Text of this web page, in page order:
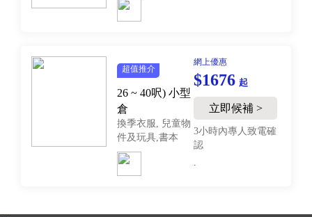
超值推介
26 ~ 40呎) 小型
倉
換季衣服, 兒童物
件及玩具,書本
網上優惠
$1676 起
立即候補 >
3小時內專人致電確
認
.